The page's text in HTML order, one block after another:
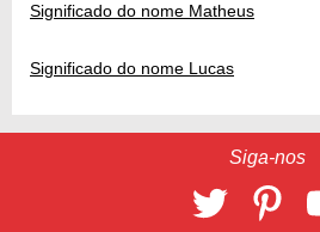
Significado do nome Matheus
Significado do nome Lucas
Siga-nos